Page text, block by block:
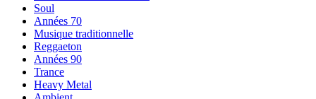
Soul
Années 70
Musique traditionnelle
Reggaeton
Années 90
Trance
Heavy Metal